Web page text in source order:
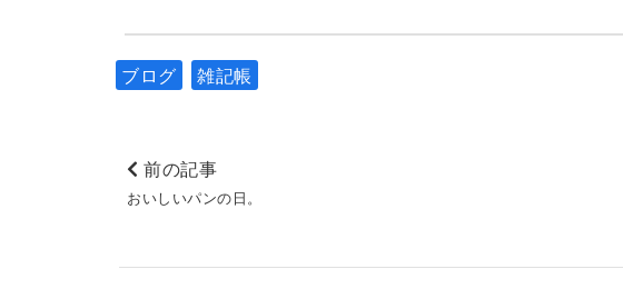
ブログ 雑記帳
前の記事
おいしいパンの日。